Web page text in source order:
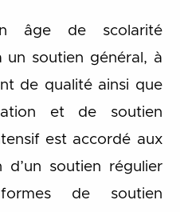
âge de scolarité
soutien général, à
de qualité ainsi que
et de soutien
est accordé aux
soutien régulier
de soutien